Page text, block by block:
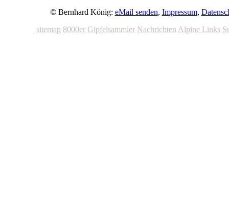
© Bernhard König: eMail senden, Impressum,
sitemap 8000er Gipfelsammler Nachrichten Alpine Links